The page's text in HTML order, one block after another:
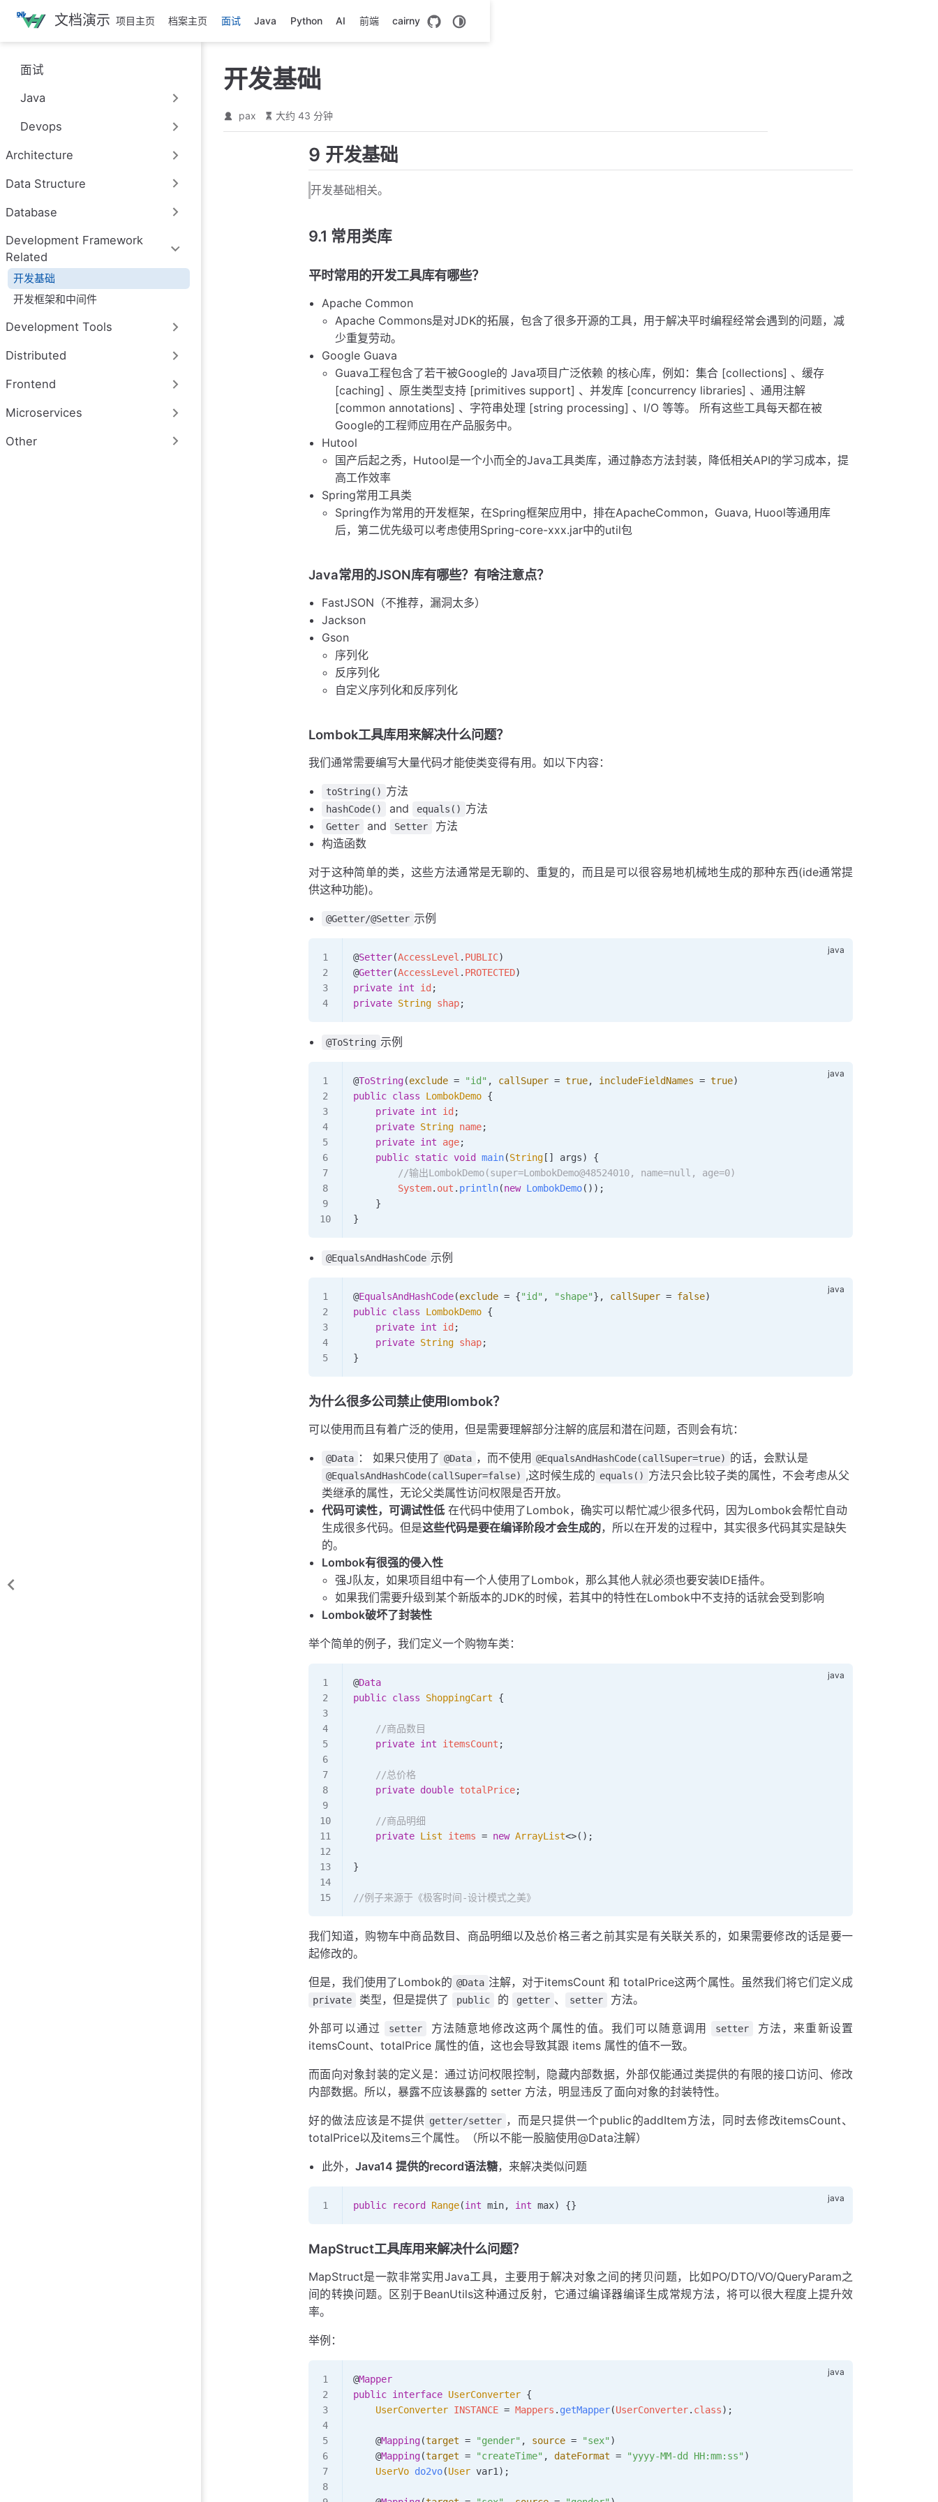
跳
主
內
文档演示 项目主页 档案主页 面试 Java Python AI 前端 cairny
面试
Java
Devops
Architecture
Data Structure
Database
Development Framework
Related
开发基础
开发框架和中间件
Development Tools
Distributed
Frontend
Microservices
Other
开发基础
pax 大约 43 分钟
9 开发基础
开发基础相关。
9.1 常用类库
平时常用的开发工具库有哪些？
Apache Common
Apache Commons是对JDK的拓展，包含了很多开源的工具，用于解决平时编程经常会遇到的问题，减
少重复劳动。
Google Guava
Guava工程包含了若干被Google的 Java项目广泛依赖 的核心库，例如：集合 [collections] 、缓存
[caching] 、原生类型支持 [primitives support] 、并发库 [concurrency libraries] 、通用注解
[common annotations] 、字符串处理 [string processing] 、I/O 等等。 所有这些工具每天都在被
Google的工程师应用在产品服务中。
Hutool
国产后起之秀，Hutool是一个小而全的Java工具类库，通过静态方法封装，降低相关API的学习成本，提
高工作效率
Spring常用工具类
Spring作为常用的开发框架，在Spring框架应用中，排在ApacheCommon，Guava, Huool等通用库
后，第二优先级可以考虑使用Spring-core-xxx.jar中的util包
Java常用的JSON库有哪些？有啥注意点？
FastJSON（不推荐，漏洞太多）
Jackson
Gson
序列化
反序列化
自定义序列化和反序列化
Lombok工具库用来解决什么问题？
我们通常需要编写大量代码才能使类变得有用。如以下内容：
toString() 方法
hashCode() and equals() 方法
Getter and Setter
方法
构造函数
对于这种简单的类，这些方法通常是无聊的、重复的，而且是可以很容易地机械地生成的那种东西(ide通常提
供这种功能)。
@Getter/@Setter 示例
@Setter(AccessLevel . PUBLIC)
@Getter(AccessLevel . PROTECTED)
private int id ;
private String shap;
@ToString 示例
@ToString(exclude = "id" , callSuper = true, includeFieldNames = true)
public class LombokDemo {
    private
int id ;
    private
String name;
    private
int age;
    public
static void main(String [] args)
{
        //输出LombokDemo(super=LombokDemo@48524010, name=null, age=0)
        System
. out . println(new LombokDemo());
    }
}
@EqualsAndHashCode 示例
@EqualsAndHashCode(exclude = {"id" , "shape"} , callSuper = false)
public class LombokDemo {
    private
int id ;
    private
String shap;
}
为什么很多公司禁止使用lombok？
可以使用而且有着广泛的使用，但是需要理解部分注解的底层和潜在问题，否则会有坑：
@Data ： 如果只使用了 @Data ，而不使用 @EqualsAndHashCode(callSuper=true) 的话，会默认是
@EqualsAndHashCode(callSuper=false) ,这时候生成的 equals() 方法只会比较子类的属性，不会考虑从父
类继承的属性，无论父类属性访问权限是否开放。
代码可读性，可调试性低 在代码中使用了Lombok，确实可以帮忙减少很多代码，因为Lombok会帮忙自动
生成很多代码。但是这些代码是要在编译阶段才会生成的，所以在开发的过程中，其实很多代码其实是缺失
的。
Lombok有很强的侵入性
强J队友，如果项目组中有一个人使用了Lombok，那么其他人就必须也要安装IDE插件。
如果我们需要升级到某个新版本的JDK的时候，若其中的特性在Lombok中不支持的话就会受到影响
Lombok破坏了封装性
举个简单的例子，我们定义一个购物车类：
@Data
public class ShoppingCart {
    //商品数目
    private
int itemsCount ;
    //总价格
    private
double totalPrice;
    //商品明细
    private
List items = new ArrayList<>() ;
}
//例子来源于《极客时间-设计模式之美》
我们知道，购物车中商品数目、商品明细以及总价格三者之前其实是有关联关系的，如果需要修改的话是要一
起修改的。
但是，我们使用了Lombok的 @Data 注解，对于itemsCount 和 totalPrice这两个属性。虽然我们将它们定义成
private 类型，但是提供了 public 的 getter 、 setter 方法。
外部可以通过 setter 方法随意地修改这两个属性的值。我们可以随意调用 setter
方法，来重新设置
itemsCount、totalPrice 属性的值，这也会导致其跟 items 属性的值不一致。
而面向对象封装的定义是：通过访问权限控制，隐藏内部数据，外部仅能通过类提供的有限的接口访问、修改
内部数据。所以，暴露不应该暴露的 setter 方法，明显违反了面向对象的封装特性。
好的做法应该是不提供 getter/setter ，而是只提供一个public的addItem方法，同时去修改itemsCount、
totalPrice以及items三个属性。（所以不能一股脑使用@Data注解）
此外，Java14 提供的record语法糖，来解决类似问题
public record Range(int min, int max) {}
MapStruct工具库用来解决什么问题？
MapStruct是一款非常实用Java工具，主要用于解决对象之间的拷贝问题，比如PO/DTO/VO/QueryParam之
间的转换问题。区别于BeanUtils这种通过反射，它通过编译器编译生成常规方法，将可以很大程度上提升效
率。
举例：
@Mapper
public interface UserConverter {
    UserConverter
INSTANCE = Mappers . getMapper(UserConverter. class);
    @
Mapping(target = "gender" , source = "sex" )
    @
Mapping(target = "createTime" , dateFormat = "yyyy-MM-dd HH:mm:ss" )
    UserVo
do2vo(User var1 );